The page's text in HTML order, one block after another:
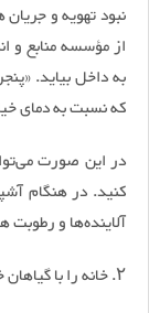
نبود تهویه و
از مؤسسه منابع و
به داخل بیاید.
که نسبت به دمای
در این صورت
کنید. در هنگام
آلاینده‌ها و رطوبت
۲. خانه را با گیاهان خانگی پر کنید